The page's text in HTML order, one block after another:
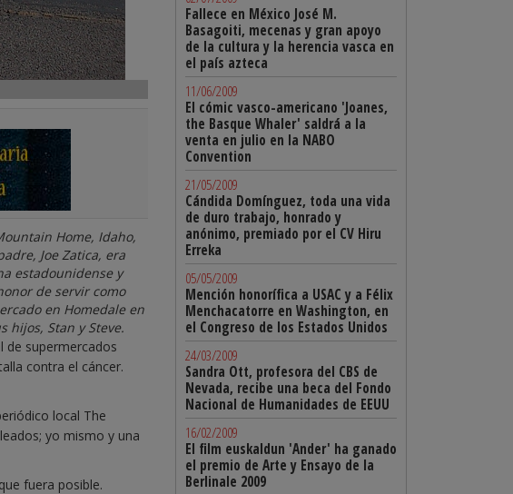
Home, Idaho,
Joe Zatica, era
estadounidense y
de servir como
en Homedale en
hijos, Stan y Steve.
de supermercados
contra el cáncer.
local The
yo mismo y una
fuera posible.
Fallece en México José M.
Basagoiti, mecenas y gran apoyo
de la cultura y la herencia vasca en
el país azteca
11/06/2009
El cómic vasco-americano 'Joanes,
the Basque Whaler' saldrá a la
venta en julio en la NABO
Convention
21/05/2009
Cándida Domínguez, toda una vida
de duro trabajo, honrado y
anónimo, premiado por el CV Hiru
Erreka
05/05/2009
Mención honorífica a USAC y a Félix
Menchacatorre en Washington, en
el Congreso de los Estados Unidos
24/03/2009
Sandra Ott, profesora del CBS de
Nevada, recibe una beca del Fondo
Nacional de Humanidades de EEUU
16/02/2009
El film euskaldun 'Ander' ha ganado
el premio de Arte y Ensayo de la
Berlinale 2009